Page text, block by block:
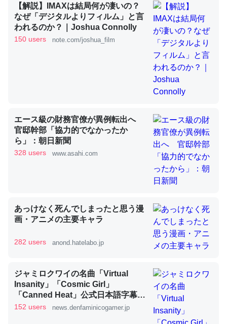
くらい。小説でいう「ずっと前の伏線」は回収されないけ
ど、短期記憶というには多い分量。進化すればするほど分
かりやすく強くなりそう
─GPTの仕組みと限界についての考察（１） - conceptualization
昆虫ってカルシウム少ないのか。知らんかった。調べたら
コオロギのカルシウム分はエビの600分の1程度。
─ニュース :: 【研究発表】昆虫学の大問題＝「昆虫はなぜ海にいな
いのか」に関する新仮説
論文では「淡水はカルシウムも酸素も不足してて両方に不
利だから両方が拮抗してるのでは」とあって面白い。海に
いる鋏角類（カブトガニ・ウミグモ）はカルシウムを使わ
ずキチンを強化してる筈だが、酵素が違うのか？
いのか」に関する新仮説
【解説】IMAXは結局何が凄いの？
なぜ「デジタルよりフィルム」と言
われるのか？｜Joshua Connolly
150 users note.com/joshua_film
エース級の財務官僚が異例転出へ
官邸幹部「協力的でなかったか
ら」：朝日新聞
328 users www.asahi.com
あっけなく死んでしまったと思う漫
画・アニメの主要キャラ
282 users anond.hatelabo.jp
ジャミロクワイの名曲「Virtual
Insanity」「Cosmic Girl」
「Canned Heat」公式日本語字幕付
きMVがいきなり公開！「SUMMER
152 users news.denfaminicogamer.jp